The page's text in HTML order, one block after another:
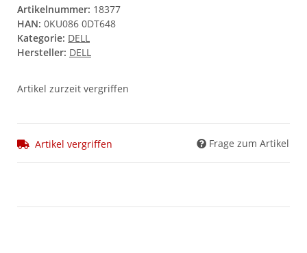
Artikelnummer: 18377
HAN: 0KU086 0DT648
Kategorie: DELL
Hersteller: DELL
Artikel zurzeit vergriffen
Artikel vergriffen Frage zum Artikel